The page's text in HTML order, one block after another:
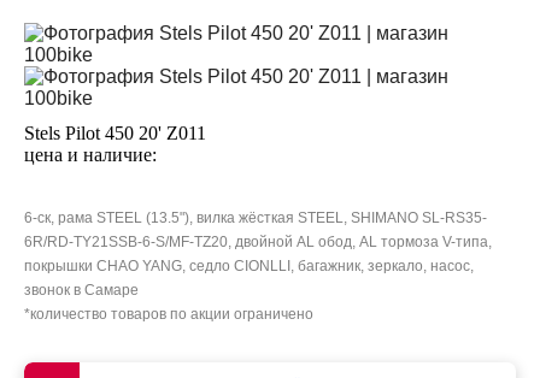
Stels Pilot 450 20' Z011
цена и наличие:
6-ск, рама STEEL (13.5"), вилка жёсткая STEEL, SHIMANO SL-RS35-
6R/RD-TY21SSB-6-S/MF-TZ20, двойной AL обод, AL тормоза V-типа,
покрышки CHAO YANG, седло CIONLLI, багажник, зеркало, насос,
звонок в Самаре
*количество товаров по акции ограничено